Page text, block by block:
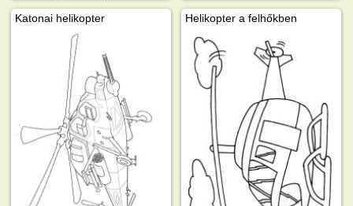
Katonai helikopter Helikopter a felhőkben